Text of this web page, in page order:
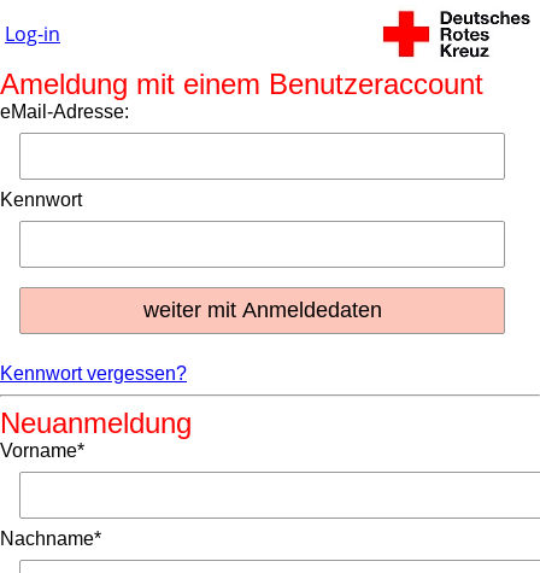
Log-in
Ameldung mit einem Benutzeraccount
eMail-Adresse:
Kennwort
Kennwort vergessen?
Neuanmeldung
Vorname*
Nachname*